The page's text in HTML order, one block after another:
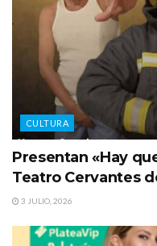
CULTURA
Presentan «Hay
Teatro Cervantes
3 JULIO, 2026